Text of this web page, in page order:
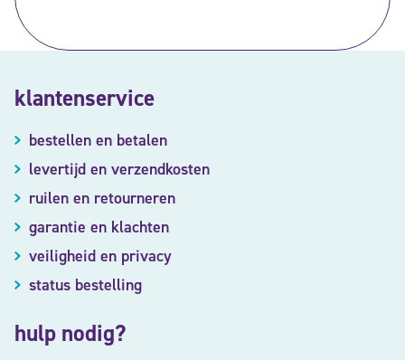
klantenservice
bestellen en betalen
levertijd en verzendkosten
ruilen en retourneren
garantie en klachten
veiligheid en privacy
status bestelling
hulp nodig?